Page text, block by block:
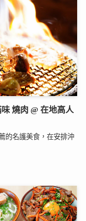
燒肉 @ 在地高人
的名護美食，在安排沖